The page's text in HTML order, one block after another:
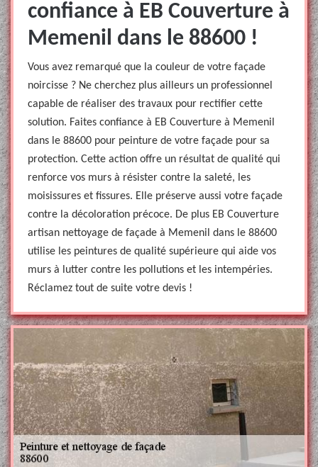
confiance à EB Couverture à
Memenil dans le 88600 !
Vous avez remarqué que la couleur de votre façade
noircisse ? Ne cherchez plus ailleurs un professionnel
capable de réaliser des travaux pour rectifier cette
solution. Faites confiance à EB Couverture à Memenil
dans le 88600 pour peinture de votre façade pour sa
protection. Cette action offre un résultat de qualité qui
renforce vos murs à résister contre la saleté, les
moisissures et fissures. Elle préserve aussi votre façade
contre la décoloration précoce. De plus EB Couverture
artisan nettoyage de façade à Memenil dans le 88600
utilise les peintures de qualité supérieure qui aide vos
murs à lutter contre les pollutions et les intempéries.
Réclamez tout de suite votre devis !